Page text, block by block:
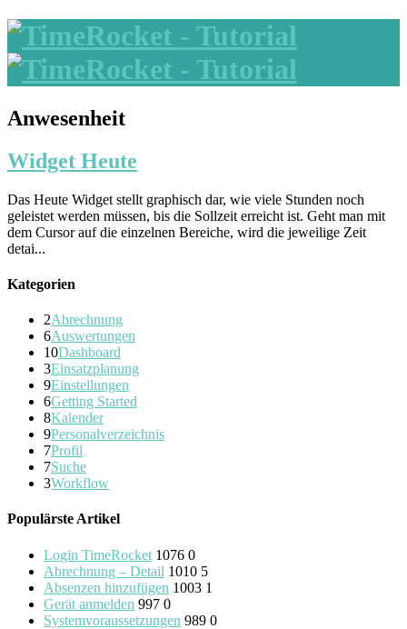
Anwesenheit
Widget Heute
Das Heute Widget stellt graphisch dar, wie viele Stunden noch
geleistet werden müssen, bis die Sollzeit erreicht ist. Geht man mit
dem Cursor auf die einzelnen Bereiche, wird die jeweilige Zeit
detai...
Kategorien
2Abrechnung
6Auswertungen
10Dashboard
3Einsatzplanung
9Einstellungen
6Getting Started
8Kalender
9Personalverzeichnis
7Profil
7Suche
3Workflow
Populärste Artikel
Login TimeRocket 1076 0
Abrechnung – Detail 1010 5
Absenzen hinzufügen 1003 1
Gerät anmelden 997 0
Systemvoraussetzungen 989 0